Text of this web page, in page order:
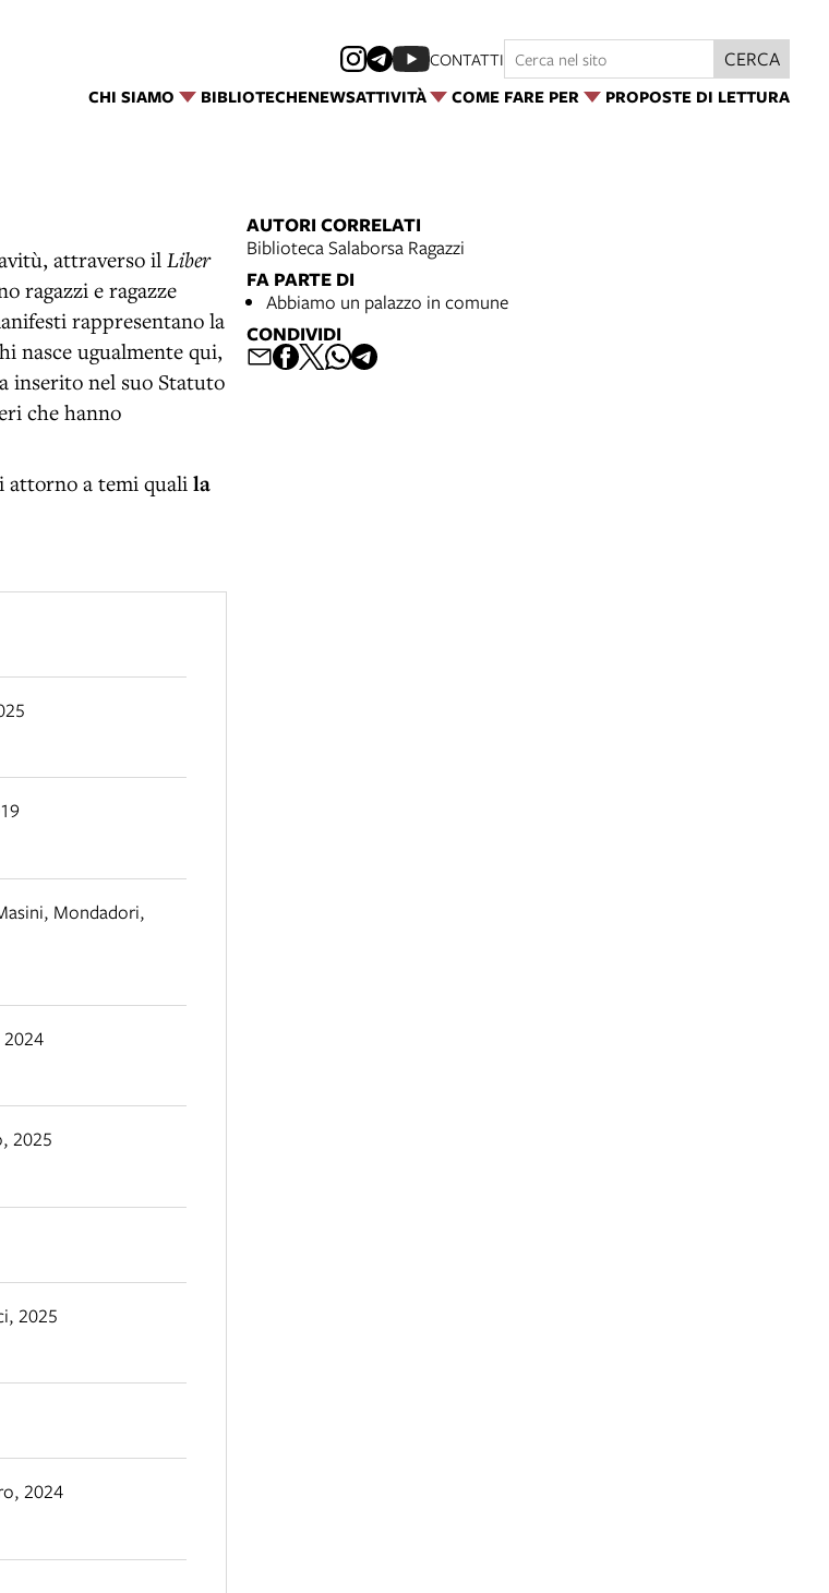
CHI SIAMO BIBLIOTECHENEWSATTIVITÀ COME FARE PER PROPOSTE DI LETTURA
CONTATTI CERCA
attraverso il Liber
ragazzi e ragazze
rappresentano la
nasce ugualmente qui,
inserito nel suo Statuto
che hanno
attorno a temi quali la
, Mondadori,
2024
, 2025
, 2025
, 2024
AUTORI CORRELATI
Biblioteca Salaborsa Ragazzi
FA PARTE DI
Abbiamo un palazzo in comune
CONDIVIDI